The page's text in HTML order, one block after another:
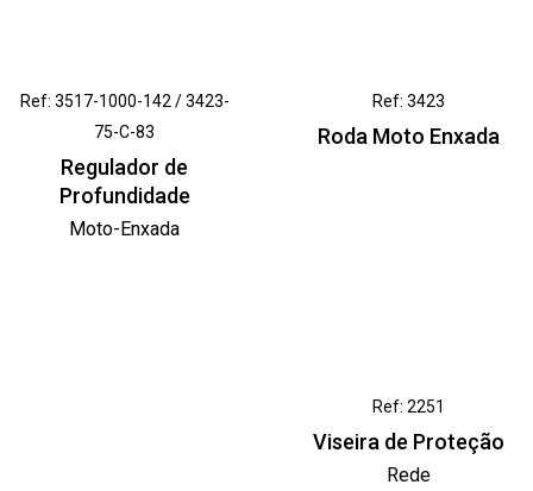
Ref: 3517-1000-142 / 3423-
75-C-83
Regulador de
Profundidade
Moto-Enxada
Ref: 3423
Roda Moto Enxada
Ref: 2251
Viseira de Proteção
Rede